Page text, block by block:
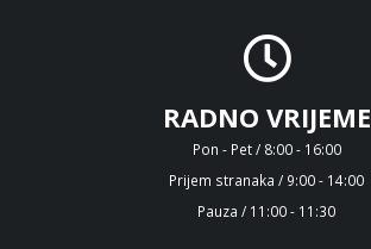
RADNO VRIJEME
Pon - Pet / 8:00 - 16:00
Prijem stranaka / 9:00 - 14:00
Pauza / 11:00 - 11:30